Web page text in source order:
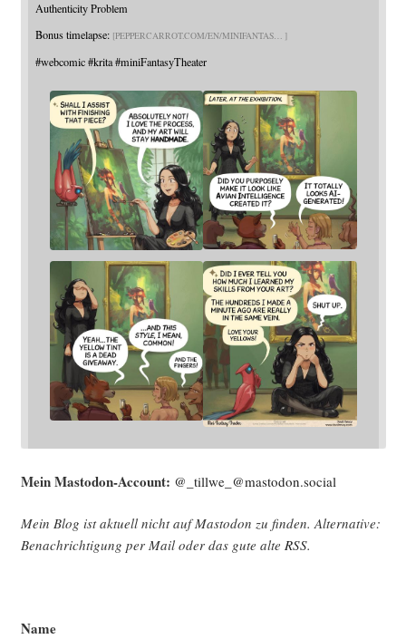
Authenticity Problem
Bonus timelapse: PEPPERCARROT.COM/EN/MINIFANTAS
#webcomic #krita #miniFantasyTheater
Mein Mast­o­don-Account: @_tillwe_@mastodon.social
Mein Blog ist aktu­ell nicht auf Mast­o­don zu fin­den. Alter­na­ti­ve:
Benach­rich­ti­gung per Mail oder das gute alte RSS.
Name